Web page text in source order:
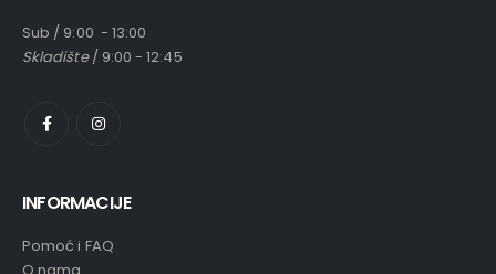
Sub / 9:00 - 13:00
Skladište/ 9:00 - 12:45
INFORMACIJE
Pomoć i FAQ